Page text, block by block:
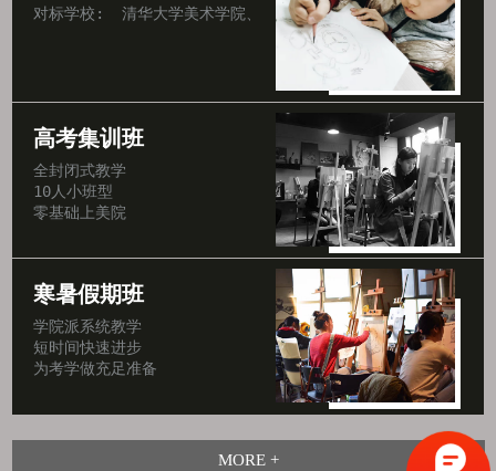
对标学校:  清华大学美术学院、中央美术学院、北京电影学院、
高考集训班
全封闭式教学
10人小班型
零基础上美院
寒暑假期班
学院派系统教学
短时间快速进步
为考学做充足准备
MORE +